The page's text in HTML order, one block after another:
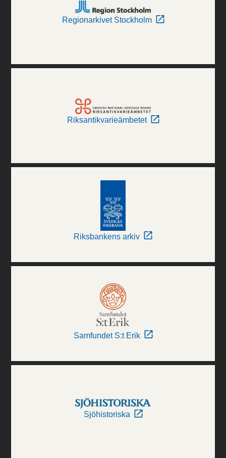
Regionarkivet Stockholm
Riksantikvarieämbetet
Riksbankens arkiv
Samfundet S:t Erik
Sjöhistoriska